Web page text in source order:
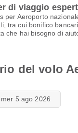
di viaggio
per Aeroporto
tra cui bonifico
che hai bisogno di
del volo
mer 5 ago 2026